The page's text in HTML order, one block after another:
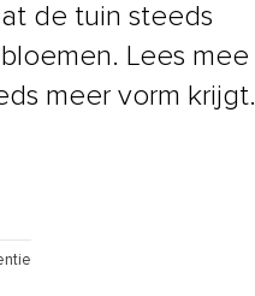
de tuin steeds
Lees mee
meer vorm krijgt.